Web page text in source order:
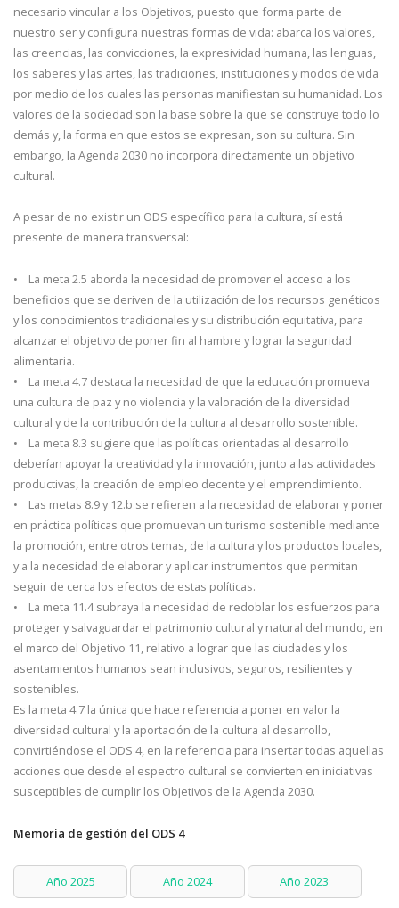
necesario vincular a los Objetivos, puesto que forma parte de
nuestro ser y configura nuestras formas de vida: abarca los valores,
las creencias, las convicciones, la expresividad humana, las lenguas,
los saberes y las artes, las tradiciones, instituciones y modos de vida
por medio de los cuales las personas manifiestan su humanidad. Los
valores de la sociedad son la base sobre la que se construye todo lo
demás y, la forma en que estos se expresan, son su cultura. Sin
embargo, la Agenda 2030 no incorpora directamente un objetivo
cultural.
A pesar de no existir un ODS específico para la cultura, sí está
presente de manera transversal:
• La meta 2.5 aborda la necesidad de promover el acceso a los
beneficios que se deriven de la utilización de los recursos genéticos
y los conocimientos tradicionales y su distribución equitativa, para
alcanzar el objetivo de poner fin al hambre y lograr la seguridad
alimentaria.
• La meta 4.7 destaca la necesidad de que la educación promueva
una cultura de paz y no violencia y la valoración de la diversidad
cultural y de la contribución de la cultura al desarrollo sostenible.
• La meta 8.3 sugiere que las políticas orientadas al desarrollo
deberían apoyar la creatividad y la innovación, junto a las actividades
productivas, la creación de empleo decente y el emprendimiento.
• Las metas 8.9 y 12.b se refieren a la necesidad de elaborar y poner
en práctica políticas que promuevan un turismo sostenible mediante
la promoción, entre otros temas, de la cultura y los productos locales,
y a la necesidad de elaborar y aplicar instrumentos que permitan
seguir de cerca los efectos de estas políticas.
• La meta 11.4 subraya la necesidad de redoblar los esfuerzos para
proteger y salvaguardar el patrimonio cultural y natural del mundo, en
el marco del Objetivo 11, relativo a lograr que las ciudades y los
asentamientos humanos sean inclusivos, seguros, resilientes y
sostenibles.
Es la meta 4.7 la única que hace referencia a poner en valor la
diversidad cultural y la aportación de la cultura al desarrollo,
convirtiéndose el ODS 4, en la referencia para insertar todas aquellas
acciones que desde el espectro cultural se convierten en iniciativas
susceptibles de cumplir los Objetivos de la Agenda 2030.
Memoria de gestión del ODS 4
Año 2025 Año 2024 Año 2023